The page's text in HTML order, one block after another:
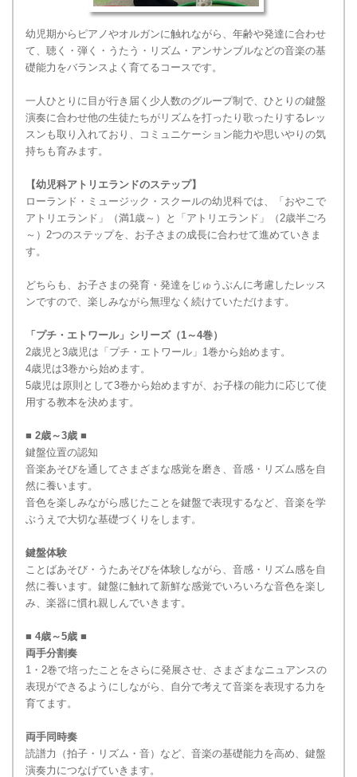
幼児期からピアノやオルガンに触れながら、年齢や発達に合わせ
て、聴く・弾く・うたう・リズム・アンサンブルなどの音楽の基
礎能力をバランスよく育てるコースです。
一人ひとりに目が行き届く少人数のグループ制で、ひとりの鍵盤
演奏に合わせ他の生徒たちがリズムを打ったり歌ったりするレッ
スンも取り入れており、コミュニケーション能力や思いやりの気
持ちも育みます。
【幼児科アトリエランドのステップ】
ローランド・ミュージック・スクールの幼児科では、「おやこで
アトリエランド」（満1歳～）と「アトリエランド」（2歳半ごろ
～）2つのステップを、お子さまの成長に合わせて進めていきま
す。
どちらも、お子さまの発育・発達をじゅうぶんに考慮したレッス
ンですので、楽しみながら無理なく続けていただけます。
「プチ・エトワール」シリーズ（1～4巻）
2歳児と3歳児は「プチ・エトワール」1巻から始めます。
4歳児は3巻から始めます。
5歳児は原則として3巻から始めますが、お子様の能力に応じて使
用する教本を決めます。
■ 2歳～3歳 ■
鍵盤位置の認知
音楽あそびを通してさまざまな感覚を磨き、音感・リズム感を自
然に養います。
音色を楽しみながら感じたことを鍵盤で表現するなど、音楽を学
ぶうえで大切な基礎づくりをします。
鍵盤体験
ことばあそび・うたあそびを体験しながら、音感・リズム感を自
然に養います。鍵盤に触れて新鮮な感覚でいろいろな音色を楽し
み、楽器に慣れ親しんでいきます。
■ 4歳～5歳 ■
両手分割奏
1・2巻で培ったことをさらに発展させ、さまざまなニュアンスの
表現ができるようにしながら、自分で考えて音楽を表現する力を
育てます。
両手同時奏
読譜力（拍子・リズム・音）など、音楽の基礎能力を高め、鍵盤
演奏力につなげていきます。